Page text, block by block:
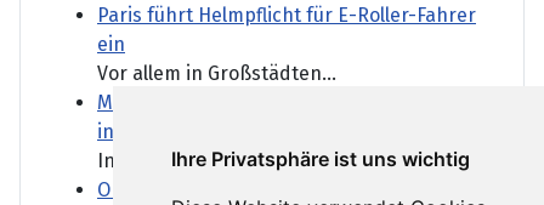
Ihre Privatsphäre ist uns wichtig
Paris führt Helmpflicht für E-Roller-Fahrer
ein
Vor allem in Großstädten...
Mutmaßlich ukrainische Drohne explodiert
in Bulgarien
In Bulgarien ist eine Drohne...
Orban-Kritiker Baka soll Ungarns neuer